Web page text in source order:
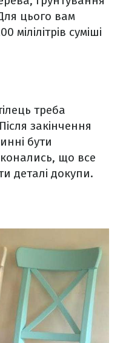
цього вам
мілілітрів суміші
треба
закінчення
бути
що все
деталі докупи.